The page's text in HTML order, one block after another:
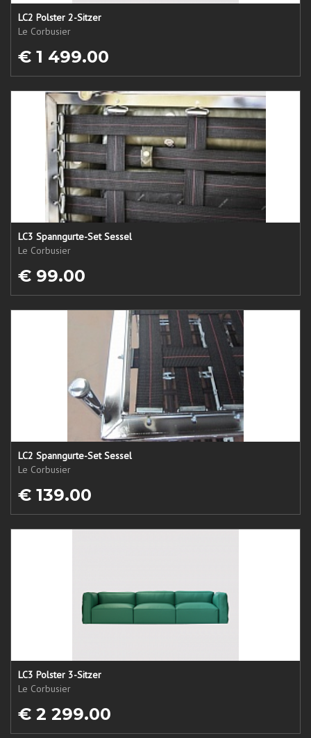
LC2 Polster 2-Sitzer
Le Corbusier
€ 1 499.00
LC3 Spanngurte-Set Sessel
Le Corbusier
€ 99.00
LC2 Spanngurte-Set Sessel
Le Corbusier
€ 139.00
LC3 Polster 3-Sitzer
Le Corbusier
€ 2 299.00